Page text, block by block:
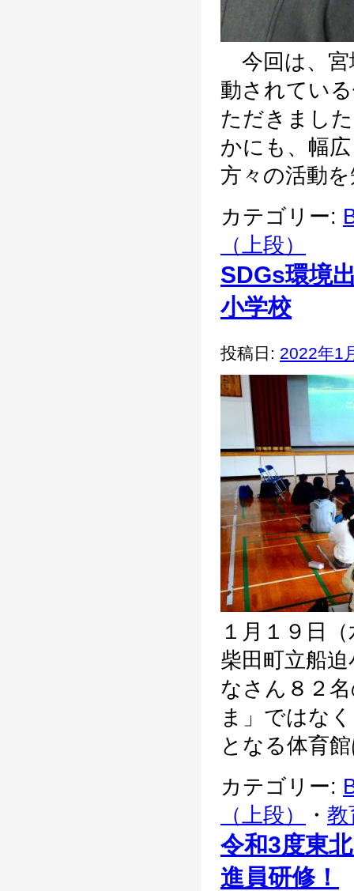
今回は、宮
動されてい
ただきまし
かにも、幅
方々の活動
カテゴリー:
（上段）
SDGs環境
小学校
投稿日: 2022年1
１月１９日
柴田町立船
なさん８２
ま」ではな
となる体育
カテゴリー:
（上段）
・ 教
令和3度東
進員研修！